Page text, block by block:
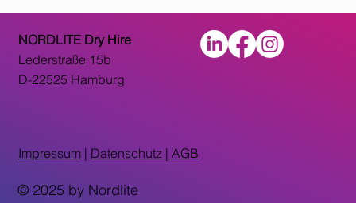
NORDLITE Dry Hire
Lederstraße 15b
D-22525 Hamburg
© 2025 by Nordlite
Impressum| Datenschutz | AGB